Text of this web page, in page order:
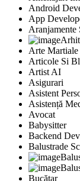
Android
App
Aranjamente
Arte Martiale
Articole Si
Artist AI
Asigurari
Asistent
Asistență
Avocat
Babysitter
Backend
Balustrade
Bucătar